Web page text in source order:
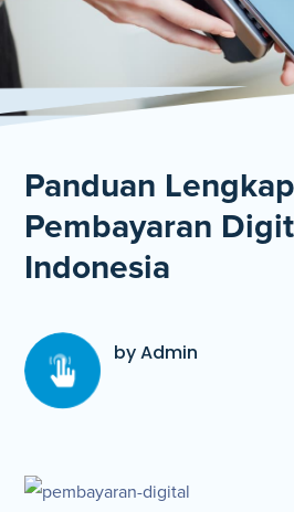
Panduan Lengkap
Pembayaran
Indonesia
by Admin